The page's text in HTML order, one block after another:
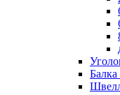
Балка